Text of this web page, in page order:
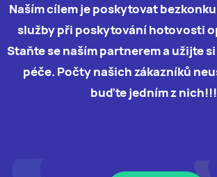
Naším cílem je poskytovat
služby při poskytování hotovosti
Staňte se naším partnerem a užijte
péče. Počty našich zákazníků
buďte jedním z